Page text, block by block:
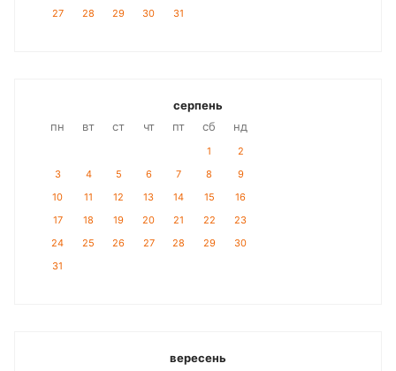
27
28 29 30 31
серпень
пн
вт ст чт пт сб нд
1
2
3
4 5 6 7 8
9
10
11 12 13 14 15
16
17
18 19 20 21 22
23
24
25 26 27 28 29
30
31
вересень